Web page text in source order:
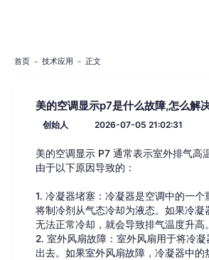
首页 技术应用 正文
美的空调显示p7是什么故障,怎么解
创始人 2026-07-05 21:02:31
美的空调显示 P7 通常表示室外排气高
由于以下原因导致的：
1. 冷凝器堵塞：冷凝器是空调中的一个
将制冷剂从气态冷却为液态。如果冷凝
无法正常冷却，就会导致排气温度升高。
2. 室外风扇故障：室外风扇用于将冷
出去。如果室外风扇故障，冷凝器中的